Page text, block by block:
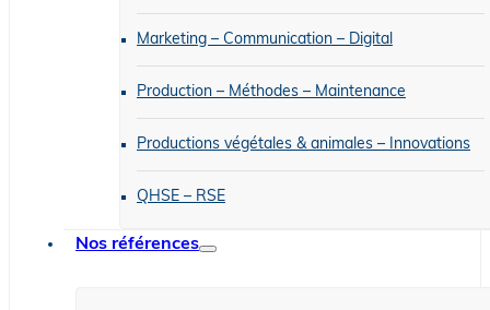
Marketing – Communication – Digital
Production – Méthodes – Maintenance
Productions végétales & animales – Innovations
QHSE – RSE
Nos références